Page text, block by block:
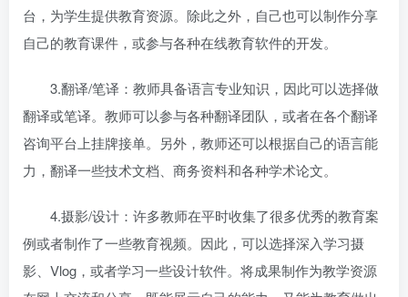
台，为学生提供教育资源。除此之外，自己也可以制作分享
自己的教育课件，或参与各种在线教育软件的开发。
3.翻译/笔译：教师具备语言专业知识，因此可以选择做
翻译或笔译。教师可以参与各种翻译团队，或者在各个翻译
咨询平台上挂牌接单。另外，教师还可以根据自己的语言能
力，翻译一些技术文档、商务资料和各种学术论文。
4.摄影/设计：许多教师在平时收集了很多优秀的教育案
例或者制作了一些教育视频。因此，可以选择深入学习摄
影、Vlog，或者学习一些设计软件。将成果制作为教学资源